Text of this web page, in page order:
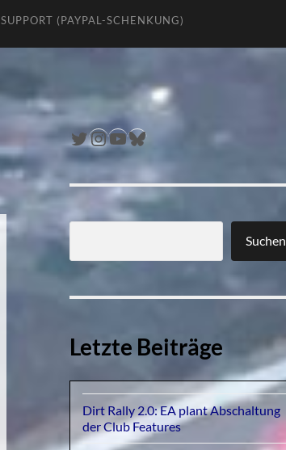
SUPPORT (PAYPAL-SCHENKUNG)
Twitter
Instagram
YouTube
Bluesky
Suchen
Letzte Beiträge
Dirt Rally 2.0: EA plant Abschaltung
der Club Features